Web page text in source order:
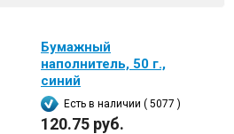
Бумажный
наполнитель, 50 г.,
синий
Есть в наличии ( 5077 )
120.75 руб.